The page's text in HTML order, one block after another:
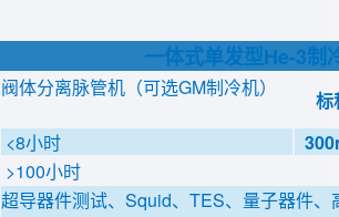
一体式单发型He-3制
阀体分离脉管机（可选GM制冷机）
标
<8小时
>100小时
超导器件测试、Squid、TES、量子器件